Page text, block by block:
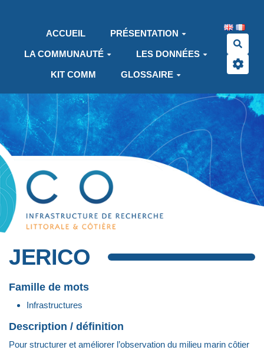
ACCUEIL
PRÉSENTATION
LA COMMUNAUTÉ LES DONNÉES
KIT COMM GLOSSAIRE
JERICO
Famille de mots
Infrastructures
Description / définition
Pour structurer et améliorer l’observation du milieu marin côtier